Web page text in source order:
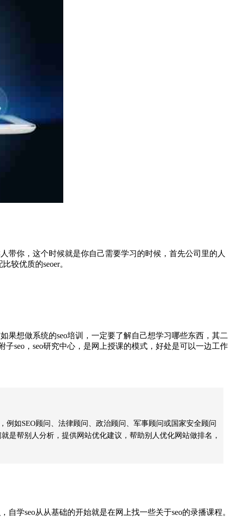
你，这个时候就是你自己需要学习的时候，首先公司里的人
较优质的seoer。
想做系统的seo培训，一定要了解自己想学习哪些东西，其二
seo，seo研究中心，是网上授课的模式，好处是可以一边工作
如SEO顾问、法律顾问、政治顾问、军事顾问或国家安全顾问
是帮别人分析，提供网站优化建议，帮助别人优化网站做排名，
学seo从从基础的开始就是在网上找一些关于seo的录播课程。